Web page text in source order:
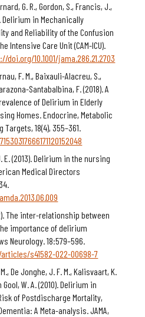
G. R., Gordon, S., Francis, J.,
Delirium in Mechanically
and Reliability of the Confusion
Intensive Care Unit (CAM-ICU).
doi.org/10.1001/jama.286.21.2703
F. M., Baixauli-Alacreu, S.,
Santabalbina, F. (2018). A
of Delirium in Elderly
Homes. Endocrine, Metabolic
18(4), 355–361.
E. (2013). Delirium in the nursing
Medical Directors
The inter-relationship between
importance of delirium
Neurology. 18:579–596.
s41582-022-00698-7
De Jonghe, J. F. M., Kalisvaart, K.
W. A. (2010). Delirium in
of Postdischarge Mortality,
A Meta-analysis. JAMA,